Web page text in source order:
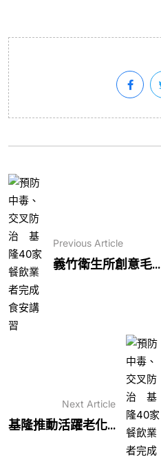
Previous Article
義竹衛生所創意毛...
Next Article
基隆推動活躍老化...